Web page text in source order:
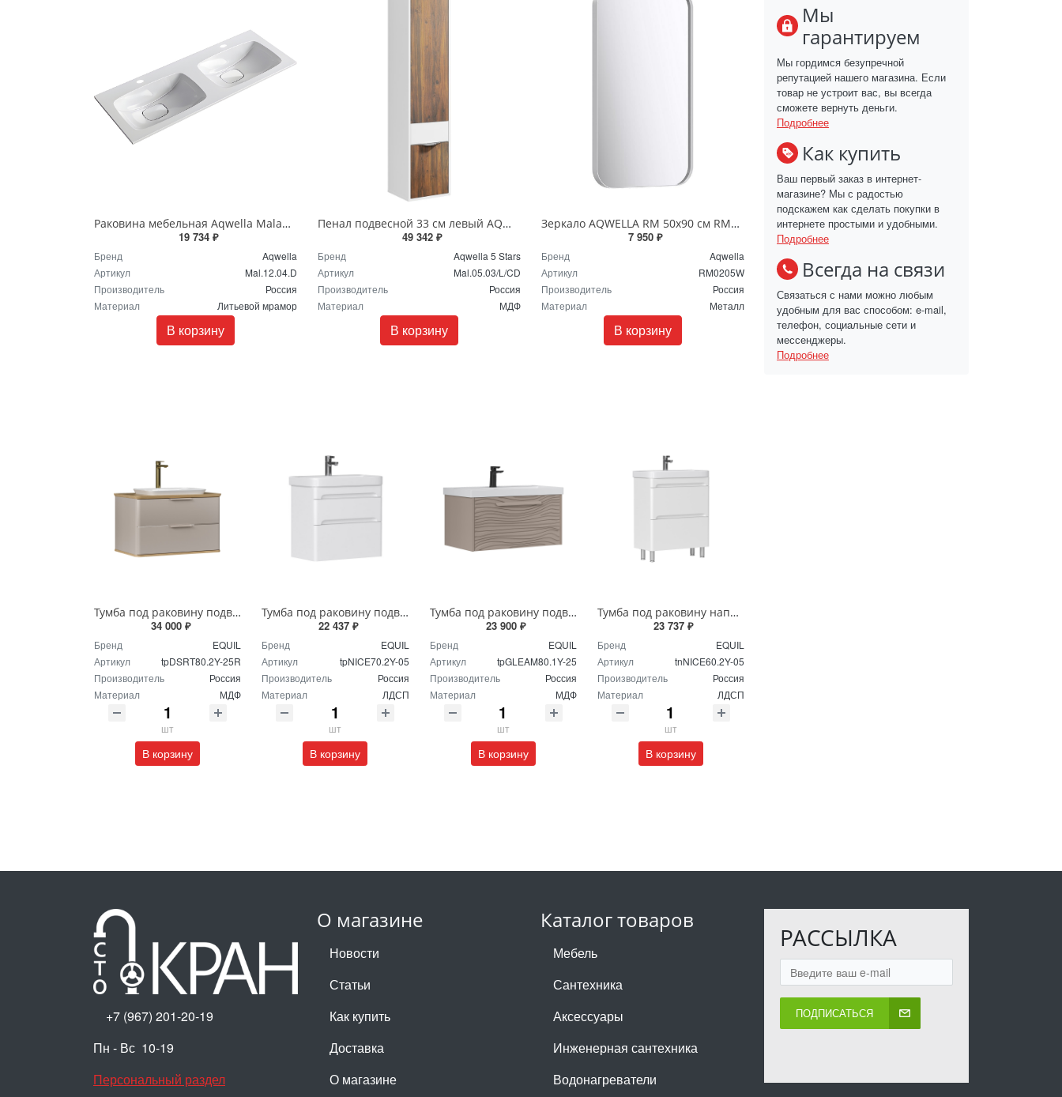
Раковина мебельная Aqwella Malaga 120 Duet Mal.12.04.D белая
19 734 ₽
Бренд
Aqwella
Артикул
Mal.12.04.D
Производитель
Россия
Материал
Литьевой мрамор
В корзину
Пенал подвесной 33 см левый AQWELLA 5 Stars Malaga Mal.05.03/L/CD Крафт темный
49 342 ₽
Бренд
Aqwella 5 Stars
Артикул
Mal.05.03/L/CD
Производитель
Россия
Материал
МДФ
В корзину
Зеркало AQWELLA RM 50х90 см RM0205W белое
7 950 ₽
Бренд
Aqwella
Артикул
RM0205W
Производитель
Россия
Материал
Металл
В корзину
Тумба под раковину подвесная EQUIL Десерт 80.2Я/Desert 80.2Y с ручками в цвет амарок tpDSRT80.2Y-25R амарок/дуб
34 000 ₽
Бренд
EQUIL
Артикул
tpDSRT80.2Y-25R
Производитель
Россия
Материал
МДФ
шт
В корзину
Тумба под раковину подвесная EQUIL Найс 70 см tpNICE70.2Y-05 белая
22 437 ₽
Бренд
EQUIL
Артикул
tpNICE70.2Y-05
Производитель
Россия
Материал
ЛДСП
шт
В корзину
Тумба под раковину подвесная EQUIL Глеам 80.1Я/Gleam 80.1Y амарок/дуб вотан tpGLEAM80.1Y-25
23 900 ₽
Бренд
EQUIL
Артикул
tpGLEAM80.1Y-25
Производитель
Россия
Материал
МДФ
шт
В корзину
Тумба под раковину напольная EQUIL Найс 60 см tnNICE60.2Y-05 белая
23 737 ₽
Бренд
EQUIL
Артикул
tnNICE60.2Y-05
Производитель
Россия
Материал
ЛДСП
шт
В корзину
Мы
гарантируем
Мы гордимся безупречной
репутацией нашего магазина. Если
товар не устроит вас, вы всегда
сможете вернуть деньги.
Подробнее
Как купить
Ваш первый заказ в интернет-
магазине? Мы с радостью
подскажем как сделать покупки в
интернете простыми и удобными.
Подробнее
Всегда на связи
Связаться с нами можно любым
удобным для вас способом: e-mail,
телефон, социальные сети и
мессенджеры.
Подробнее
О магазине
Новости
Статьи
Как купить
Доставка
О магазине
Каталог товаров
Мебель
Сантехника
Аксессуары
Инженерная сантехника
Водонагреватели
РАССЫЛКА
ПОДПИСАТЬСЯ
+7 (967) 201-20-19
Пн - Вс 10-19
Персональный раздел